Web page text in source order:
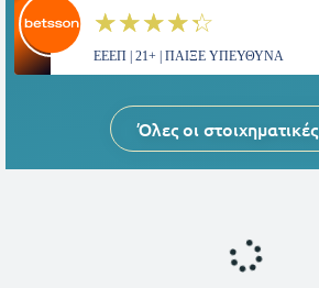
☆☆☆☆☆
★★★★★
ΕΕΕΠ | 21+ | ΠΑΙΞΕ ΥΠΕΥΘΥΝΑ
Όλες οι στοιχηματικές